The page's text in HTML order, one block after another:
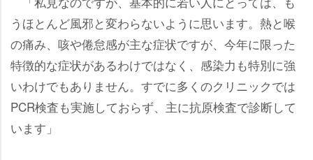
うほとんど風邪と変わらないように思います。熱と喉
の痛み、咳や倦怠感が主な症状ですが、今年に限った
特徴的な症状があるわけではなく、感染力も特別に強
いわけでもありません。すでに多くのクリニックでは
PCR検査も実施しておらず、主に抗原検査で診断して
います」